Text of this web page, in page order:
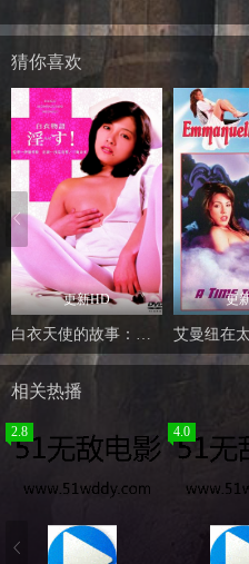
猜你喜欢
更新HD
白衣天使的故事：下流的行为
更
相关热播
2.8 4.0